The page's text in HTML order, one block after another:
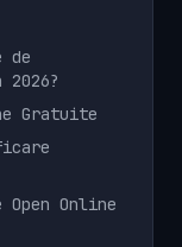
de
Gratuite
Open Online